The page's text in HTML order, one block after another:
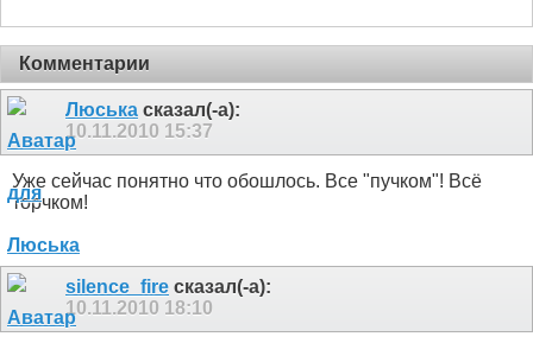
Комментарии
Люська сказал(-а):
10.11.2010 15:37
Уже сейчас понятно что обошлось. Все "пучком"! Всё
торчком!
silence_fire сказал(-а):
10.11.2010 18:10